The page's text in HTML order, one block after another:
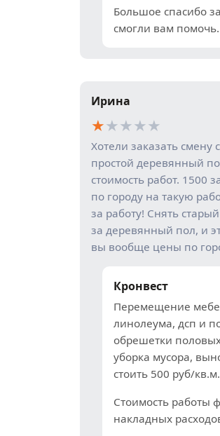
Большое спасибо
смогли вам помочь.
Ирина
★★★★★
Хотели заказать смену
простой деревянный
стоимость работ. 1500
по городу на такую
за работу! Снять
за деревянный пол, и
вы вообще цены по
Кронвест
Перемещение
линолеума, дсп и
обрешетки
уборка мусора,
стоить 500 руб/кв.м.
Стоимость работы
накладных